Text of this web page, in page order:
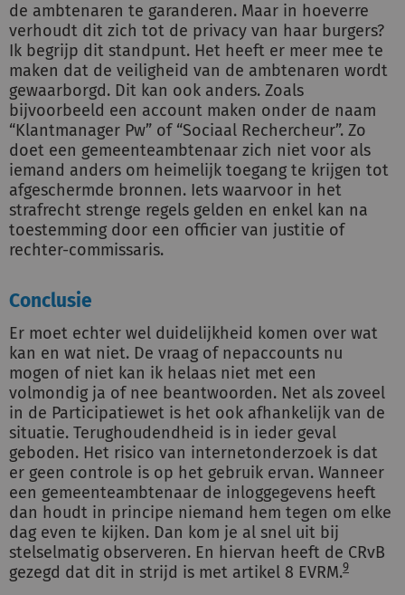
de ambtenaren te garanderen. Maar in hoeverre
verhoudt dit zich tot de privacy van haar burgers?
Ik begrijp dit standpunt. Het heeft er meer mee te
maken dat de veiligheid van de ambtenaren wordt
gewaarborgd. Dit kan ook anders. Zoals
bijvoorbeeld een account maken onder de naam
“Klantmanager Pw” of “Sociaal Rechercheur”. Zo
doet een gemeenteambtenaar zich niet voor als
iemand anders om heimelijk toegang te krijgen tot
afgeschermde bronnen. Iets waarvoor in het
strafrecht strenge regels gelden en enkel kan na
toestemming door een officier van justitie of
rechter-commissaris.
Conclusie
Er moet echter wel duidelijkheid komen over wat
kan en wat niet. De vraag of nepaccounts nu
mogen of niet kan ik helaas niet met een
volmondig ja of nee beantwoorden. Net als zoveel
in de Participatiewet is het ook afhankelijk van de
situatie. Terughoudendheid is in ieder geval
geboden. Het risico van internetonderzoek is dat
er geen controle is op het gebruik ervan. Wanneer
een gemeenteambtenaar de inloggegevens heeft
dan houdt in principe niemand hem tegen om elke
dag even te kijken. Dan kom je al snel uit bij
stelselmatig observeren. En hiervan heeft de CRvB
gezegd dat dit in strijd is met artikel 8 EVRM.9